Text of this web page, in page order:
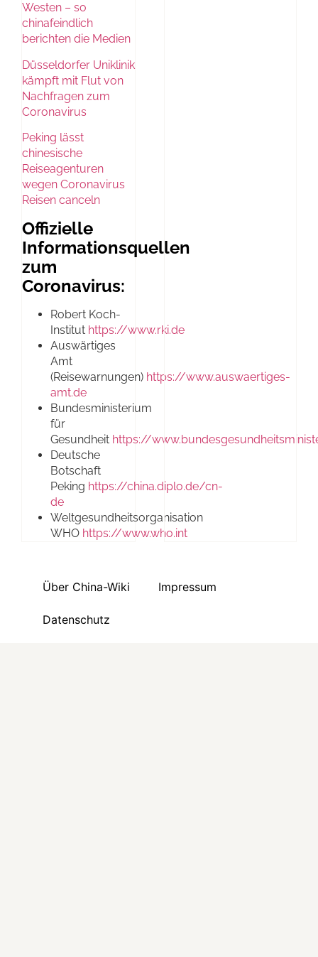
Westen – so
chinafeindlich
berichten die Medien
Düsseldorfer Uniklinik
kämpft mit Flut von
Nachfragen zum
Coronavirus
Peking lässt
chinesische
Reiseagenturen
wegen Coronavirus
Reisen canceln
Offizielle
Informationsquellen
zum
Coronavirus:
Robert Koch-
Institut https://www.rki.de
Auswärtiges
Amt
(Reisewarnungen) https://www.auswaertiges-
amt.de
Bundesministerium
für
Gesundheit https://
Deutsche
Botschaft
Peking https://china.diplo.de/cn-
de
Weltgesundheitsorganisation
WHO https://www.who.int
Über China-Wiki Impressum
Datenschutz